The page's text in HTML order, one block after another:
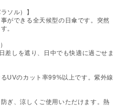
ソル）】
ができる全天候型の日傘です。突然
。
差しを遮り、日中でも快適に過ごせま
UVのカット率99%以上です。紫外線
ぎ、涼しくご使用いただけます。熱